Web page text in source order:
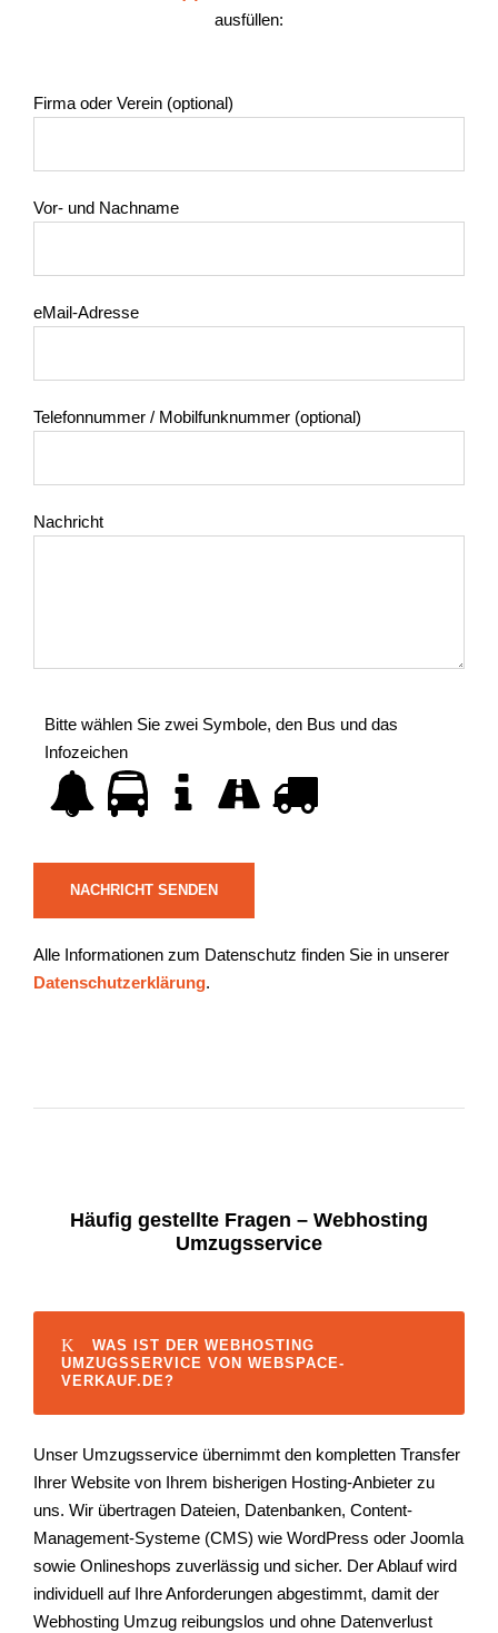
ausfüllen:
Firma oder Verein (optional)
Vor- und Nachname
eMail-Adresse
Telefonnummer / Mobilfunknummer (optional)
Nachricht
Bitte wählen Sie zwei Symbole, den Bus und das
Infozeichen
Alle Informationen zum Datenschutz finden Sie in unserer
Datenschutzerklärung.
Häufig gestellte Fragen – Webhosting
Umzugsservice
WAS IST DER WEBHOSTING
UMZUGSSERVICE VON WEBSPACE-
VERKAUF.DE?
Unser Umzugsservice übernimmt den kompletten Transfer
Ihrer Website von Ihrem bisherigen Hosting-Anbieter zu
uns. Wir übertragen Dateien, Datenbanken, Content-
Management-Systeme (CMS) wie WordPress oder Joomla
sowie Onlineshops zuverlässig und sicher. Der Ablauf wird
individuell auf Ihre Anforderungen abgestimmt, damit der
Webhosting Umzug reibungslos und ohne Datenverlust